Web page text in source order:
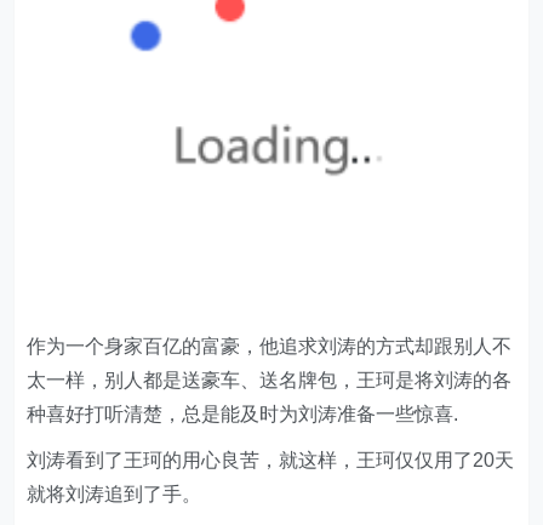
作为一个身家百亿的富豪，他追求刘涛的方式却跟别人不
太一样，别人都是送豪车、送名牌包，王珂是将刘涛的各
种喜好打听清楚，总是能及时为刘涛准备一些惊喜.
刘涛看到了王珂的用心良苦，就这样，王珂仅仅用了20天
就将刘涛追到了手。